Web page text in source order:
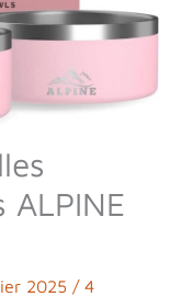
2025 / 4